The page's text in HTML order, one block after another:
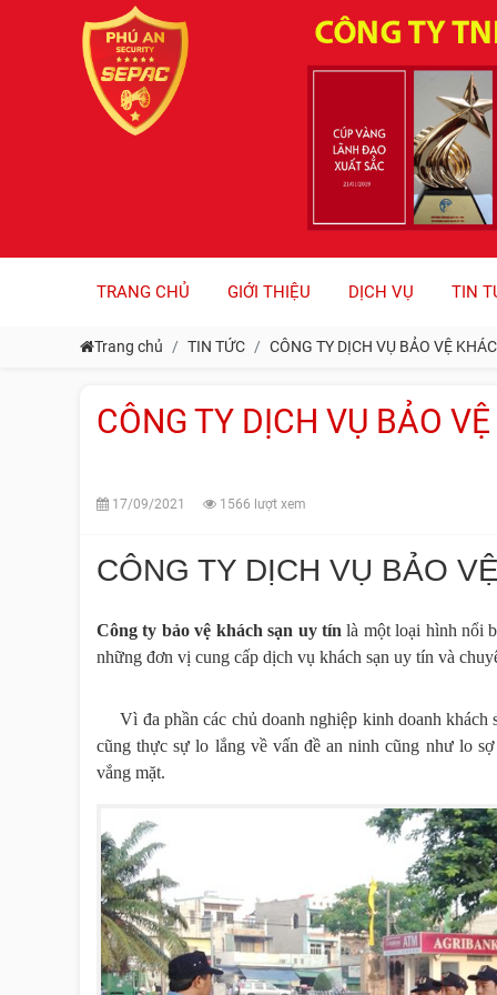
TRANG CHỦ GIỚI THIỆU DỊCH VỤ TIN
Trang chủ TIN TỨC CÔNG TY DỊCH VỤ BẢO VỆ
CÔNG TY DỊCH VỤ BẢO
17/09/2021 1566 lượt xem
CÔNG TY DỊCH VỤ BẢO
Công ty bảo vệ khách sạn uy tínlà một loại hình nổi
những đơn vị cung cấp dịch vụ khách sạn uy tín và
Vì đa phần các chủ doanh nghiệp kinh doanh khách
cũng thực sự lo lắng về vấn đề an ninh cũng như lo
vắng mặt.